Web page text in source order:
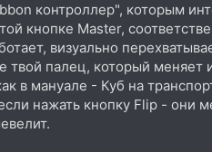
контроллер", которым
кнопке Master,
визуально
твой палец, который меняет
в мануале - Куб на
нажать кнопку Flip - они